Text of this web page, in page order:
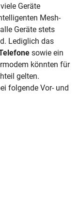
Geräte
Mesh-
Geräte stets
Lediglich das
sowie ein
könnten für
gelten.
folgende Vor- und